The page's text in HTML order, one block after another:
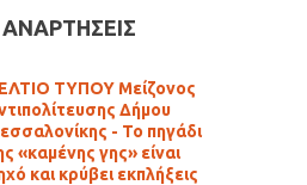
ΤΥΠΟΥ Μείζονος
Δήμου
- Το πηγάδι
«καμένης γης» είναι
και κρύβει εκπλήξεις